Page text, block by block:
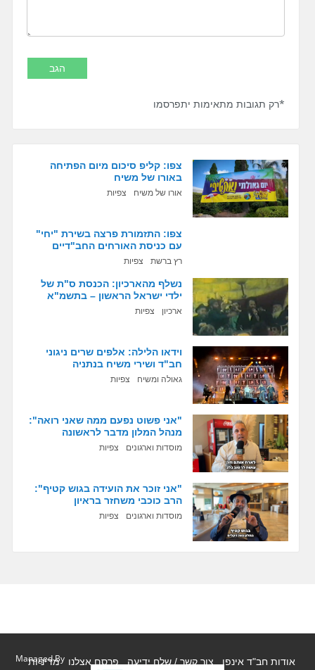
*רק תגובות מתאימות יתפרסמו
צפו: קליפ סיכום מיום הפתיחה
באורו של משיח
אורו של משיח צפיות
צפו: התזמורת פרצה בשירת "יחי"
עם כניסת האורחים החב"דיים
רץ ברשת צפיות
נשלף מהארכיון: הכנסת ס"ת של
ילדי ישראל הראשון – בתשמ"א
ארכיון צפיות
וידאו הלילה: אלפים שרים ניגוני
חב"ד ושירי משיח בנתניה
גאולה ומשיח צפיות
"אני פשוט נפעם ממה שאני רואה":
מנהל המלון מדבר לראשונה
מוסדות וארגונים צפיות
"אני זוכר את הועידה בגוש קטיף":
הרב כוכבי משחזר בראיון
מוסדות וארגונים צפיות
אודות חב"ד אינפו צור קשר / שלח ידיעה פרסם אצלנו מדיניות
Managed By